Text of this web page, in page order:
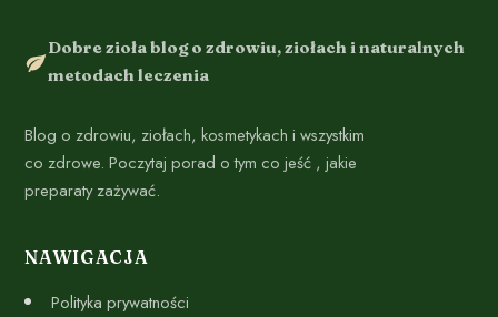
Dobre zioła blog o zdrowiu, ziołach i naturalnych
metodach leczenia
Blog o zdrowiu, ziołach, kosmetykach i wszystkim
co zdrowe. Poczytaj porad o tym co jeść , jakie
preparaty zażywać.
NAWIGACJA
Polityka prywatności